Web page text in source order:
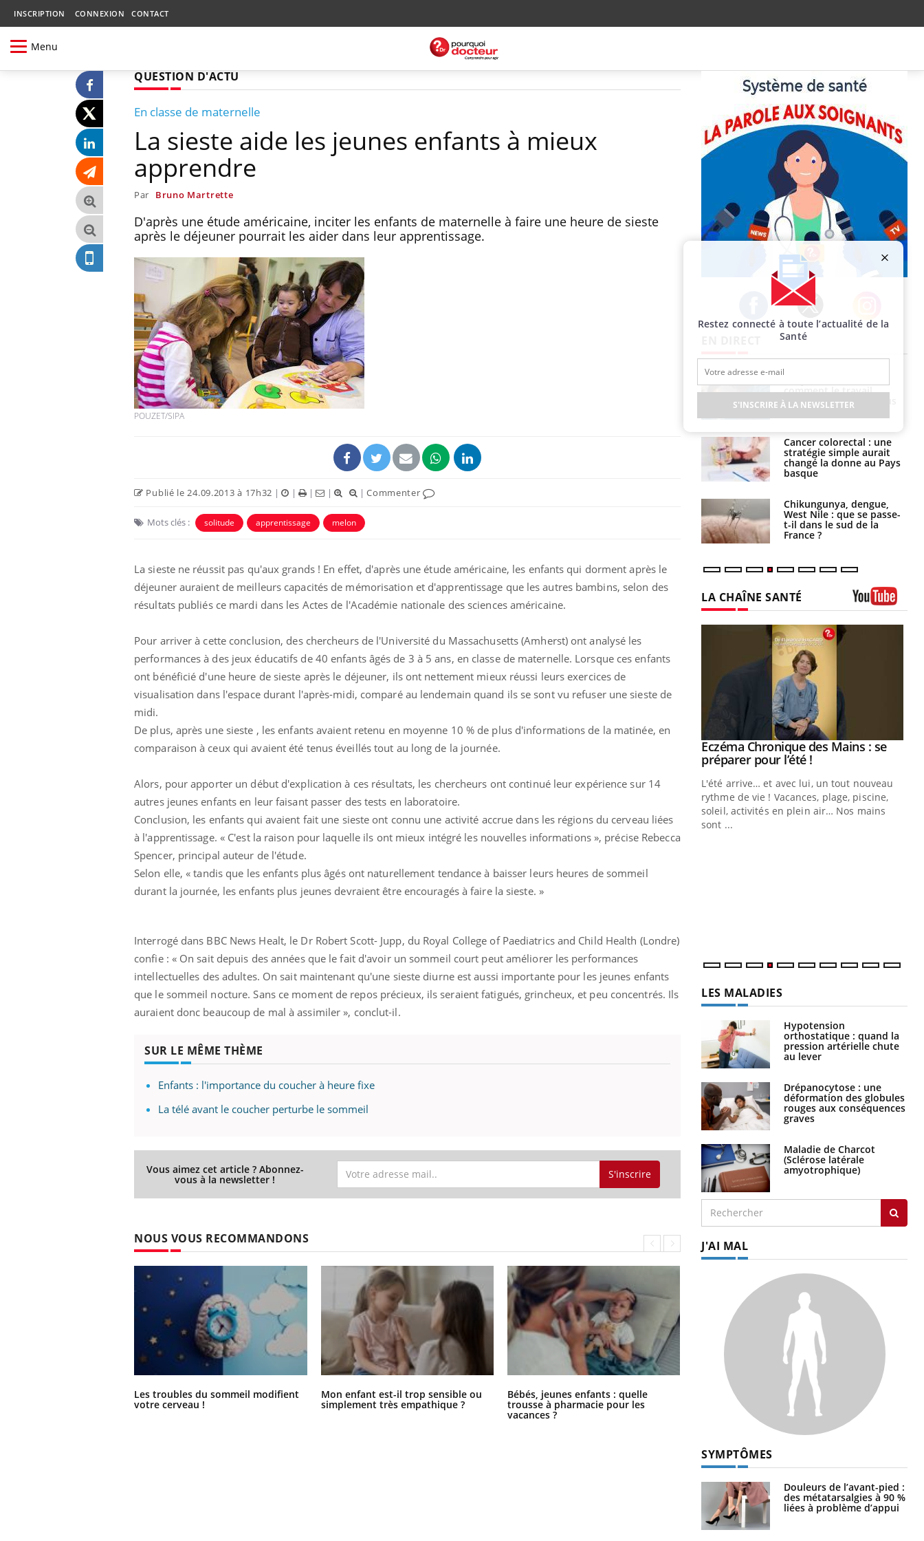
INSCRIPTION CONNEXION CONTACT
Menu
QUESTION D'ACTU
En classe de maternelle
La sieste aide les jeunes enfants à mieux
apprendre
Par Bruno Martrette
D'après une étude américaine, inciter les enfants de maternelle à faire une heure de sieste
après le déjeuner pourrait les aider dans leur apprentissage.
POUZET/SIPA
Publié le 24.09.2013 à 17h32 | | | | |Commenter
Mots clés : solitude apprentissage melon
La sieste ne réussit pas qu'aux grands ! En effet, d'après une étude américaine, les enfants qui dorment après le
déjeuner auraient de meilleurs capacités de mémorisation et d'apprentissage que les autres bambins, selon des
résultats publiés ce mardi dans les Actes de l'Académie nationale des sciences américaine.
Pour arriver à cette conclusion, des chercheurs de l'Université du Massachusetts (Amherst) ont analysé les
performances à des jeux éducatifs de 40 enfants âgés de 3 à 5 ans, en classe de maternelle. Lorsque ces enfants
ont bénéficié d'une heure de sieste après le déjeuner, ils ont nettement mieux réussi leurs exercices de
visualisation dans l'espace durant l'après-midi, comparé au lendemain quand ils se sont vu refuser une sieste de
midi.
De plus, après une sieste , les enfants avaient retenu en moyenne 10 % de plus d'informations de la matinée, en
comparaison à ceux qui avaient été tenus éveillés tout au long de la journée.
Alors, pour apporter un début d'explication à ces résultats, les chercheurs ont continué leur expérience sur 14
autres jeunes enfants en leur faisant passer des tests en laboratoire.
Conclusion, les enfants qui avaient fait une sieste ont connu une activité accrue dans les régions du cerveau liées
à l'apprentissage. « C'est la raison pour laquelle ils ont mieux intégré les nouvelles informations », précise Rebecca
Spencer, principal auteur de l'étude.
Selon elle, « tandis que les enfants plus âgés ont naturellement tendance à baisser leurs heures de sommeil
durant la journée, les enfants plus jeunes devraient être encouragés à faire la sieste. »
Interrogé dans BBC News Healt, le Dr Robert Scott- Jupp, du Royal College of Paediatrics and Child Health (Londre)
confie : « On sait depuis des années que le fait d'avoir un sommeil court peut améliorer les performances
intellectuelles des adultes. On sait maintenant qu'une sieste diurne est aussi importante pour les jeunes enfants
que le sommeil nocture. Sans ce moment de repos précieux, ils seraient fatigués, grincheux, et peu concentrés. Ils
auraient donc beaucoup de mal à assimiler », conclut-il.
SUR LE MÊME THÈME
Enfants : l'importance du coucher à heure fixe
La télé avant le coucher perturbe le sommeil
Vous aimez cet article ? Abonnez-
vous à la newsletter ! S'inscrire
NOUS VOUS RECOMMANDONS
Les troubles du sommeil modifient
votre cerveau !
Mon enfant est-il trop sensible ou
simplement très empathique ?
Bébés, jeunes enfants : quelle
trousse à pharmacie pour les
vacances ?
Syndrome métabolique : quels sont
les meilleurs exercices physiques ?
Facebook Twitter Instagram
Les troubles du sommeil
modifient votre cerveau !
quelle trousse à
pharmacie pour les
vacances ?
Comment éviter une otite
pendant les vacances ?
Hantavirus : un cas
comment le travail
empiète de plus en plus
sur nos soirées
Cancer colorectal : une
stratégie simple aurait
changé la donne au Pays
basque
Chikungunya, dengue,
West Nile : que se passe-
t-il dans le sud de la
France ?
LA CHAÎNE SANTÉ
Eczéma Chronique des Mains :
expliquer ma maladie Youtube
Il y a des sujets qui sont faciles à aborder...
d'autres non ! D'un côté, poser des
questions sur la maladie d'un proche c'est
Youtube
Carence en fer : comprendre pour
Fatigue, irritabilité, brouillard mental ou
même alopécie… Les symptômes de la
carence en fer sont multiples ce qui la rend
...
Youtube
Insuline & Charge mentale : et si on
En 2026, l'insuline dans le diabète de type 2
Youtube
Eczéma Chronique des Mains : se
préparer pour l’été !Youtube
L'été arrive… et avec lui, un tout nouveau
rythme de vie ! Vacances, plage, piscine,
soleil, activités en plein air… Nos mains
sont ...
LES MALADIES
Hypotension
orthostatique : quand la
pression artérielle chute
au lever
Drépanocytose : une
déformation des globules
rouges aux conséquences
graves
Maladie de Charcot
(Sclérose latérale
amyotrophique)
J'AI MAL
SYMPTÔMES
Douleurs de l’avant-pied :
des métatarsalgies à 90 %
liées à problème d’appui
Restez connecté à toute l’actualité de la
Santé
S'INSCRIRE À LA NEWSLETTER